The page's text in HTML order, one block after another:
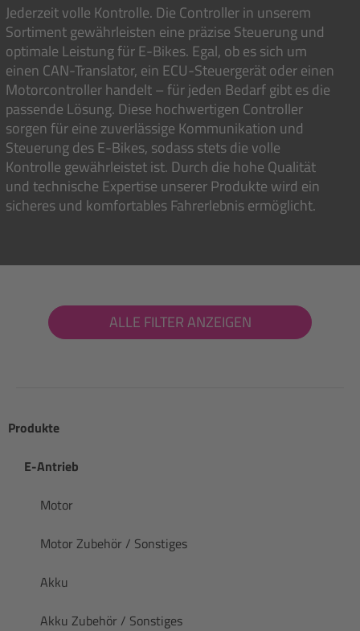
Jederzeit volle Kontrolle. Die Controller in unserem
Sortiment gewährleisten eine präzise Steuerung und
optimale Leistung für E-Bikes. Egal, ob es sich um
einen CAN-Translator, ein ECU-Steuergerät oder einen
Motorcontroller handelt – für jeden Bedarf gibt es die
passende Lösung. Diese hochwertigen Controller
sorgen für eine zuverlässige Kommunikation und
Steuerung des E-Bikes, sodass stets die volle
Kontrolle gewährleistet ist. Durch die hohe Qualität
und technische Expertise unserer Produkte wird ein
sicheres und komfortables Fahrerlebnis ermöglicht.
ALLE FILTER ANZEIGEN
Produkte
E-Antrieb
Motor
Motor Zubehör / Sonstiges
Akku
Akku Zubehör / Sonstiges